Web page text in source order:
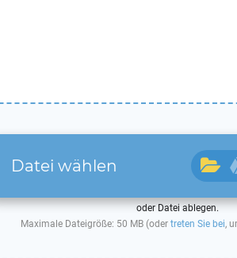
Datei wählen
oder Datei ablegen.
Maximale Dateigröße: 50 MB (oder treten Sie bei,